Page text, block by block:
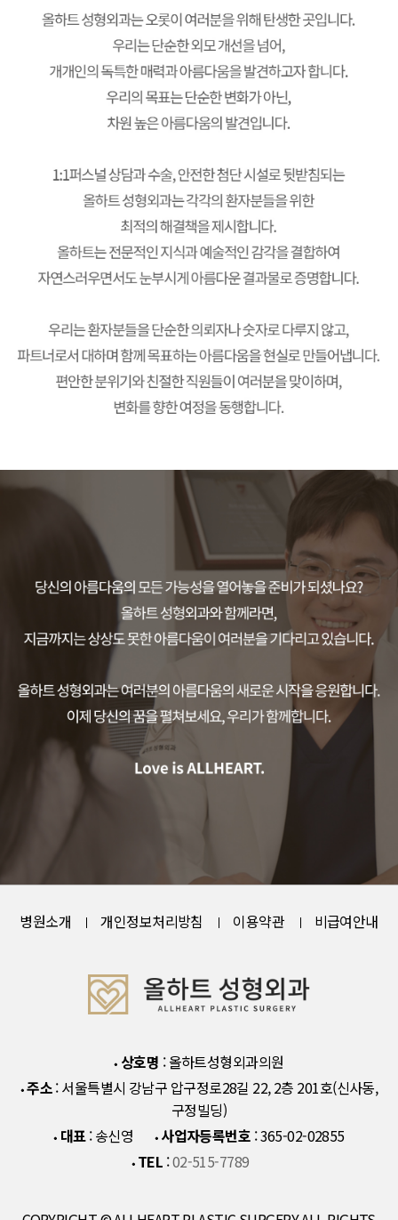
병원소개 개인정보처리방침 이용약관 비급여안내
상호명 : 올하트성형외과의원
주소: 서울특별시 강남구 압구정로28길 22, 2층 201호(신사동,
구정빌딩)
대표: 송신영 사업자등록번호 : 365-02-02855
TEL :02-515-7789